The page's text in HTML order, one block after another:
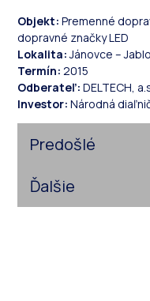
Objekt: Premenné
dopravné značky LED
Lokalita:Jánovce –
Termín: 2015
Odberateľ: DELTECH,
Investor: Národná
Predošlé
Ďalšie